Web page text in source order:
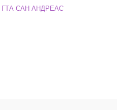
САН АНДРЕАС